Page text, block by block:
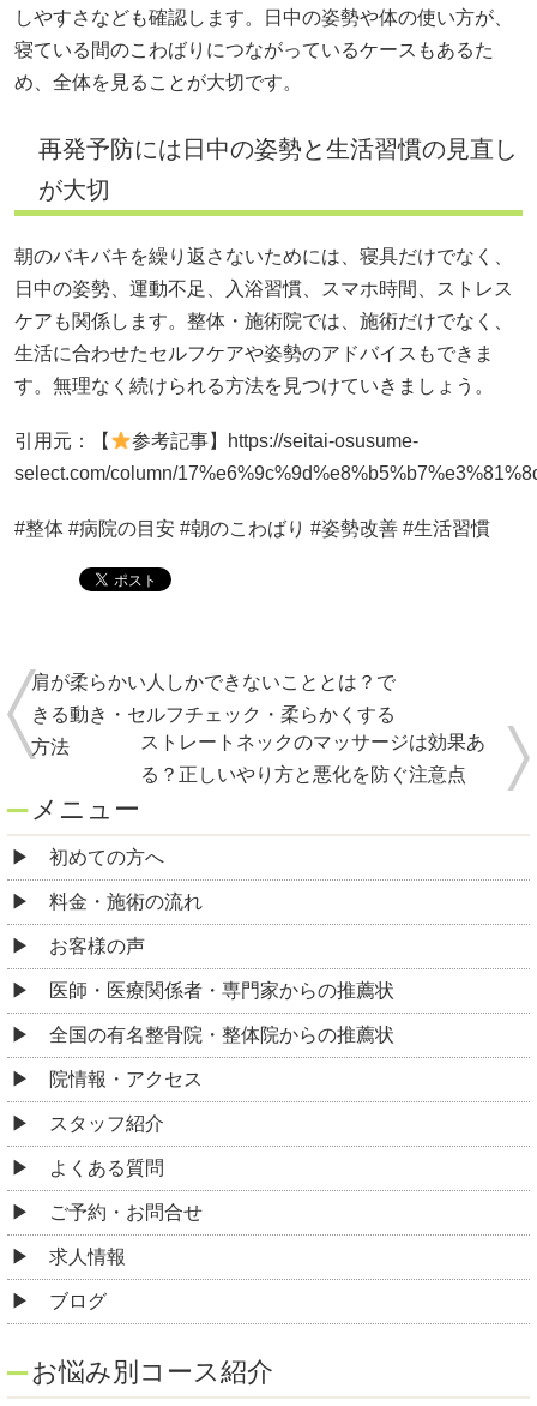
しやすさなども確認します。日中の姿勢や体の使い方が、
寝ている間のこわばりにつながっているケースもあるた
め、全体を見ることが大切です。
再発予防には日中の姿勢と生活習慣の見直し
が大切
朝のバキバキを繰り返さないためには、寝具だけでなく、
日中の姿勢、運動不足、入浴習慣、スマホ時間、ストレス
ケアも関係します。整体・施術院では、施術だけでなく、
生活に合わせたセルフケアや姿勢のアドバイスもできま
す。無理なく続けられる方法を見つけていきましょう。
引用元：【
参考記事】https://seitai-osusume-
select.com/column/
#整体 #病院の目安 #朝のこわばり #姿勢改善 #生活習慣
肩が柔らかい人しかできないこととは？で
きる動き・セルフチェック・柔らかくする
方法
ストレートネックのマッサージは効果あ
る？正しいやり方と悪化を防ぐ注意点
メニュー
初めての方へ
料金・施術の流れ
お客様の声
医師・医療関係者・専門家からの推薦状
全国の有名整骨院・整体院からの推薦状
院情報・アクセス
スタッフ紹介
よくある質問
ご予約・お問合せ
求人情報
ブログ
お悩み別コース紹介